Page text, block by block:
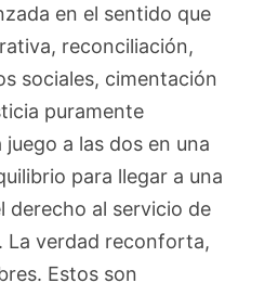
en el sentido que
reconciliación,
sociales, cimentación
puramente
a las dos en una
para llegar a una
derecho al servicio de
La verdad reconforta,
Estos son